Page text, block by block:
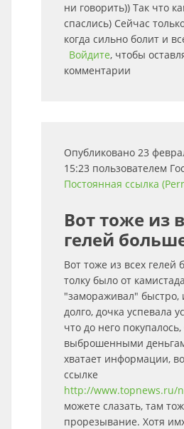
ни говорить)) Так что
спаслись) Сейчас
когда сильно болит и
Войдите, чтобы
комментарии
Опубликовано 23
15:23 пользователем
Постоянная ссылка
Вот тоже из
гелей
Вот тоже из всех гелей
толку было от
"замораживал" быстро,
долго, дочка успевала
что до него
выброшенными
хватает информации,
ссылке
http://www.topnews.ru/
можете слазать, там
прорезывание. Хотя